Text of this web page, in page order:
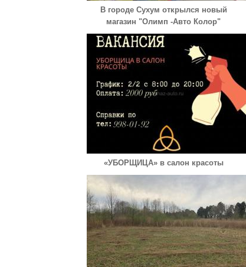
В городе Сухум открылся новый
магазин "Олимп -Авто Колор"
«УБОРЩИЦА» в салон красоты